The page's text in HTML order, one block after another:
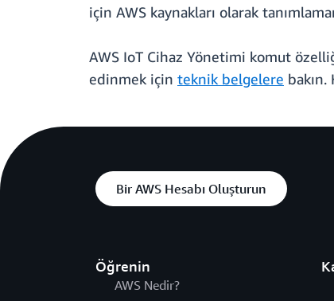
için AWS kaynakları olarak
AWS IoT Cihaz Yönetimi komut
edinmek için teknik belgelere
Bir AWS Hesabı Oluşturun
Öğrenin
AWS Nedir?